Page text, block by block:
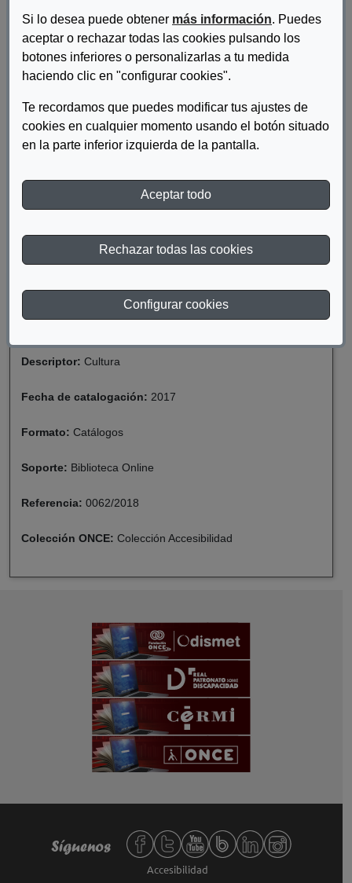
Si lo desea puede obtener más información. Puedes
aceptar o rechazar todas las cookies pulsando los
botones inferiores o personalizarlas a tu medida
haciendo clic en "configurar cookies".
Te recordamos que puedes modificar tus ajustes de
cookies en cualquier momento usando el botón situado
en la parte inferior izquierda de la pantalla.
Aceptar todo
Rechazar todas las cookies
Configurar cookies
La Fundación ONCE y la Fundación Vodafone España firmaron
un acuerdo que comprende la participación de esta última en la
"III Bienal de Arte Contemporáneo Fundación ONCE 2010",
iniciativa cuyo objetivo es reconocer y difundir la obra del artista
laboral.
CONTEMPORÁNEO
Materia:Discapacidad
Descriptor: Cultura
Fecha de catalogación: 2017
Formato: Catálogos
Soporte: Biblioteca Online
Referencia: 0062/2018
Colección ONCE: Colección Accesibilidad
Redes sociales de Fundación ONCE,
Síguenos
Accesibilidad